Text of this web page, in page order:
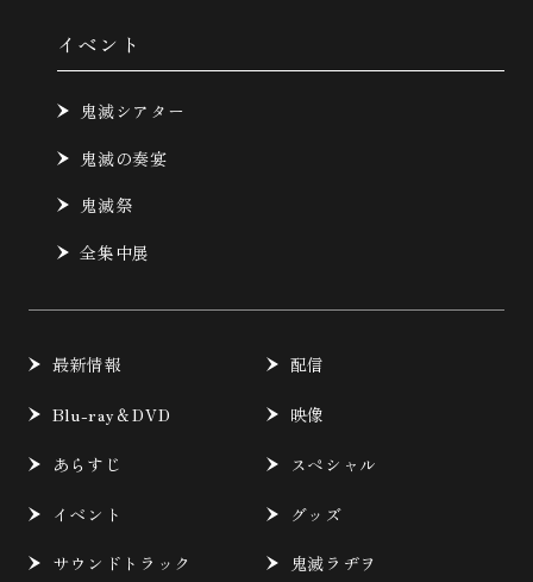
イベント
鬼滅シアター
鬼滅の奏宴
鬼滅祭
全集中展
最新情報 配信
Blu-ray＆DVD 映像
あらすじ スペシャル
イベント グッズ
サウンドトラック 鬼滅ラヂヲ